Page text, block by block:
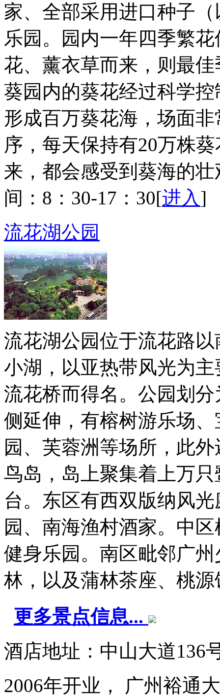
家、全部采用进口种子
乐园。园内一年四季繁
花、薰衣草而来，则最
葵园内的葵花经过科学
形成百万葵花海，场面
序，每天保持有20万株
来，都会感受到葵海的
间：8：30-17：30[进入]
流花湖公园
流花湖公园位于流花路
小湖，以亚热带风光为
流花桥而得名。公园划
侧延伸，有榕树游乐场
园、芙蓉洲等场所，此
鸟岛，岛上聚集着上万
台。东区有西双版纳风
园、南海渔村酒家。中
健身乐园。南区毗邻广
林，以及蒲林茶座、桃
更多景点信息...
酒店地址：中山大道136
2006年开业， 广州裕通